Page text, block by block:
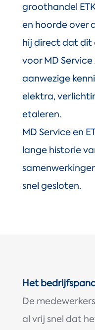
groothandel
en hoorde over
hij direct dat dit
voor MD
aanwezige
elektra,
etaleren.
MD Service en
lange historie
snel gesloten.
Het
De
al vrij snel dat